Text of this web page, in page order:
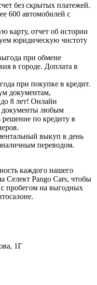
без скрытых платежей.
600 автомобилей с
карту, отчет об истории
юридическую чистоту
при обмене
в городе. Доплата в
при покупке в кредит.
документам,
8 лет! Онлайн
документы любым
по кредиту в
выкуп в день
переводом.
каждого нашего
Селект Pango Cars, чтобы
пробегом на выгодных
1Г